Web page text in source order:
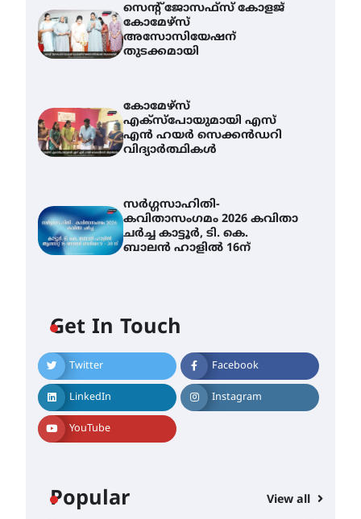
സെന്റ് ജോസഫ്സ് കോളജ്
കോമേഴ്‌സ്
അസോസിയേഷന്
തുടക്കമായി
കോമേഴ്സ്
എക്സ്പോയുമായി എസ്
എൻ ഹയർ സെക്കൻഡറി
വിദ്യാർത്ഥികൾ
സർഗ്ഗസാഹിതി-
കവിതാസംഗമം 2026 കവിതാ
ചർച്ച കാട്ടൂർ, ടി. കെ.
ബാലൻ ഹാളിൽ 16ന്
Get In Touch
Twitter Facebook
LinkedIn Instagram
YouTube
Popular View all